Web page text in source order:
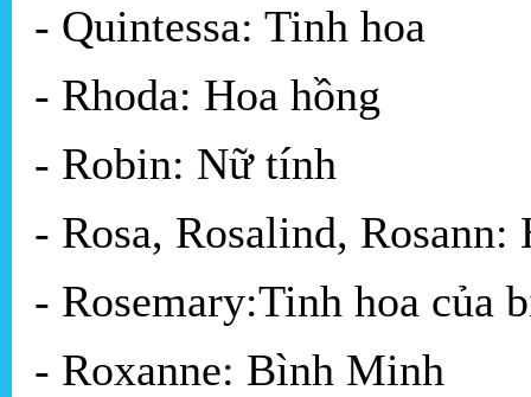
- Quintessa: Tinh hoa
- Rhoda: Hoa hồng
- Robin: Nữ tính
- Rosa, Rosalind, Rosann:
- Rosemary:Tinh hoa của
- Roxanne: Bình Minh